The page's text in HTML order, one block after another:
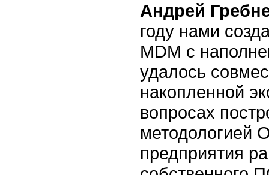
Андрей
году нами
MDM с
удалось
накопленной
вопросах
методологией
предприятия